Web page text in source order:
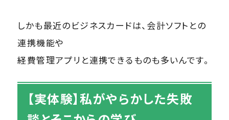
しかも最近のビジネスカードは、会計ソフトとの
連携機能や
経費管理アプリと連携できるものも多いんです。
【実体験】私がやらかした失敗